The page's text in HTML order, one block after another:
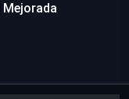
Mejorada